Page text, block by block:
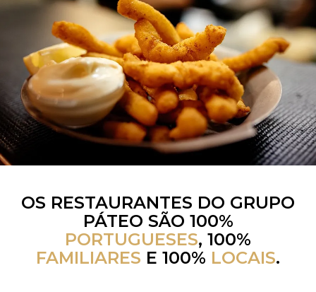
OS RESTAURANTES DO GRUPO
PÁTEO SÃO 100%
PORTUGUESES, 100%
FAMILIARES E 100% LOCAIS.